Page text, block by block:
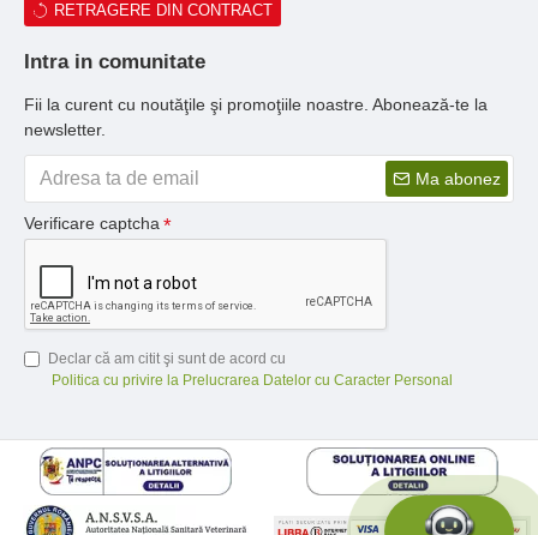
RETRAGERE DIN CONTRACT
Intra in comunitate
Fii la curent cu noutăţile şi promoţiile noastre. Abonează-te la
newsletter.
Ma abonez
Verificare captcha
Declar că am citit şi sunt de acord cu
Politica cu privire la Prelucrarea Datelor cu Caracter Personal